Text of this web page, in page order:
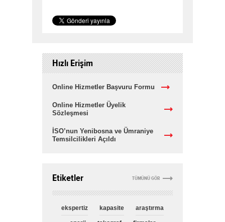
Hızlı Erişim
Online Hizmetler Başvuru Formu
Online Hizmetler Üyelik
Sözleşmesi
İSO’nun Yenibosna ve Ümraniye
Temsilcilikleri Açıldı
TÜMÜNÜ GÖR
Etiketler
ekspertiz kapasite araştırma